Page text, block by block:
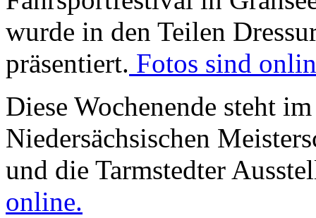
wurde in den Teilen
präsentiert. Fotos sind
Diese Wochenende steht
Niedersächsischen
und die Tarmstedter
online.